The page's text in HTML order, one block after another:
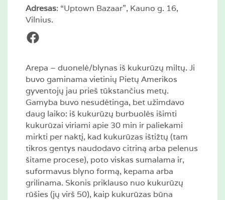
Adresas: “Uptown Bazaar”, Kauno g. 16,
Vilnius.
Facebook
Arepa – duonelė/blynas iš kukurūzų miltų. Ji
buvo gaminama vietinių Pietų Amerikos
gyventojų jau prieš tūkstančius metų.
Gamyba buvo nesudėtinga, bet užimdavo
daug laiko: iš kukurūzų burbuolės išimti
kukurūzai viriami apie 30 min ir paliekami
mirkti per naktį, kad kukurūzas ištižtų (tam
tikros gentys naudodavo citriną arba pelenus
šitame procese), poto viskas sumalama ir,
suformavus blyno formą, kepama arba
grilinama. Skonis priklauso nuo kukurūzų
rūšies (jų virš 50), kaip kukurūzas būna